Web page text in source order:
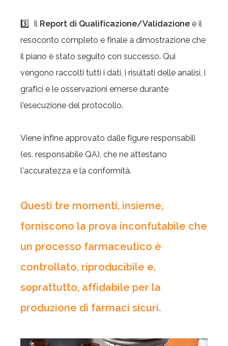
3️⃣ Il Report di Qualificazione/Validazione è il
resoconto completo e finale a dimostrazione che
il piano è stato seguito con successo. Qui
vengono raccolti tutti i dati, i risultati delle analisi, i
grafici e le osservazioni emerse durante
l'esecuzione del protocollo.
Viene infine approvato dalle figure responsabili
(es. responsabile QA), che ne attestano
l'accuratezza e la conformità.
Questi tre momenti, insieme,
forniscono la prova inconfutabile che
un processo farmaceutico è
controllato, riproducibile e,
soprattutto, affidabile per la
produzione di farmaci sicuri.